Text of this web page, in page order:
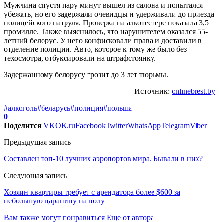
Мужчина спустя пару минут вышел из салона и попытался
убежать, но его задержали очевидцы и удерживали до приезда
полицейского патруля. Проверка на алкотестере показала 3,5
промилле. Также выяснилось, что нарушителем оказался 55-
летний белорус. У него конфисковали права и доставили в
отделение полиции. Авто, которое к тому же было без
техосмотра, отбуксировали на штрафстоянку.
Задержанному белорусу грозит до 3 лет тюрьмы.
Источник: onlinebrest.by
#алкоголь#беларусь#полиция#польша
0
Поделится VKOK.ruFacebookTwitterWhatsAppTelegramViber
Предыдущая запись
Составлен топ-10 лучших аэропортов мира. Бывали в них?
Следующая запись
Хозяин квартиры требует с арендатора более $600 за
небольшую царапину на полу
Вам также могут понравиться Еще от автора